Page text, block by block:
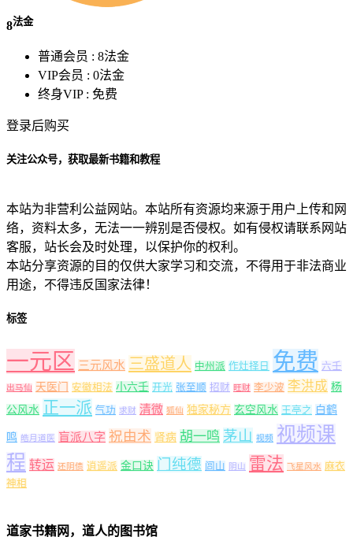
8法金
普通会员 : 8法金
VIP会员 : 0法金
终身VIP : 免费
登录后购买
关注公众号，获取最新书籍和教程
本站为非营利公益网站。本站所有资源均来源于用户上传和网
络，资料太多，无法一一辨别是否侵权。如有侵权请联系网站
客服，站长会及时处理，以保护你的权利。
本站分享资源的目的仅供大家学习和交流，不得用于非法商业
用途，不得违反国家法律！
标签
一元区 三元风水 三盛道人 中州派 作灶择日 免费 六壬
出马仙 天医门 安徽相法 小六壬 开光 张至顺 招财 旺财 李少波 李洪成 杨
公风水 正一派 气功 求财 清微 狐仙 独家秘方 玄空风水 王亭之 白鹤
鸣 皓月道医 盲派八字 祝由术 肾病 胡一鸣 茅山 视频 视频课
程 转运 还阴债 逍遥派 金口诀 门纯德 闾山 阴山 雷法 飞星风水 麻衣
神相
道家书籍网，道人的图书馆